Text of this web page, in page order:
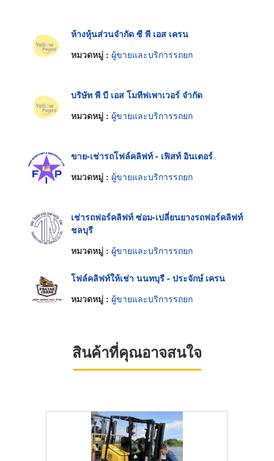
ห้างหุ้นส่วนจำกัด ซี พี เอส เครน
หมวดหมู่ : ผู้ขายและบริการรถยก
บริษัท พี บี เอส โมทีฟเพาเวอร์ จำกัด
หมวดหมู่ : ผู้ขายและบริการรถยก
ขาย-เช่ารถโฟล์คลิฟท์ - เฟิสท์ อินเตอร์
หมวดหมู่ : ผู้ขายและบริการรถยก
เช่ารถฟอร์คลิฟท์ ซ่อม-เปลี่ยนยางรถฟอร์คลิฟท์
ชลบุรี
หมวดหมู่ : ผู้ขายและบริการรถยก
โฟล์คลิฟท์ให้เช่า นนทบุรี - ประจักษ์ เครน
หมวดหมู่ : ผู้ขายและบริการรถยก
สินค้าที่คุณอาจสนใจ